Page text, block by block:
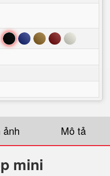
Đen Xanh Nâu Đỏ Trắng
ảnh Mô tả
mini